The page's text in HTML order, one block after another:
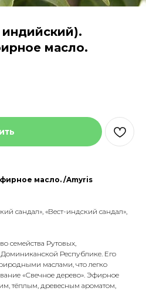
масло.
масло. /Amyris
сандал», «Вест-индский сандал»,
семейства Рутовых,
Республике. Его
маслами, что легко
«Свечное дерево». Эфирное
тёплым, древесным ароматом,